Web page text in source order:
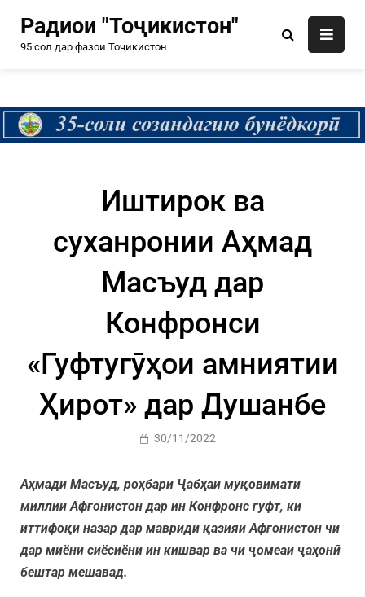
Радиои "Тоҷикистон"
95 сол дар фазои Тоҷикистон
Иштирок ва
суханронии Аҳмад
Масъуд дар
Конфронси
«Гуфтугӯҳои амниятии
Ҳирот» дар Душанбе
30/11/2022
Аҳмади Масъуд, роҳбари Ҷабҳаи муқовимати
миллии Афғонистон дар ин Конфронс гуфт, ки
иттифоқи назар дар мавриди қазияи Афғонистон чи
дар миёни сиёсиёни ин кишвар ва чи ҷомеаи ҷаҳонӣ
бештар мешавад.